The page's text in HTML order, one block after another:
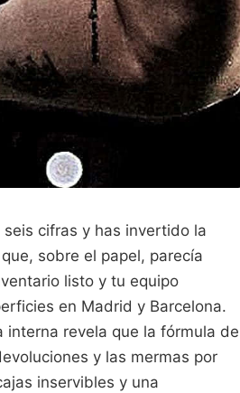
cifras y has invertido la
sobre el papel, parecía
listo y tu equipo
en Madrid y Barcelona.
revela que la fórmula de
y las mermas por
inservibles y una